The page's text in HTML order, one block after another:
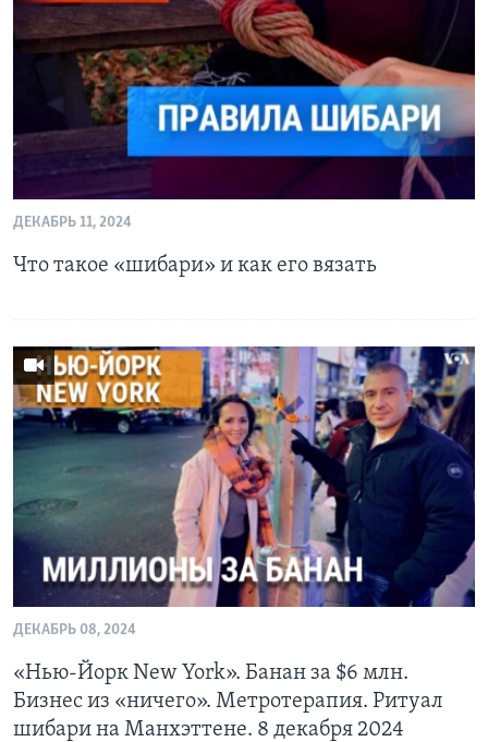
Learning English
СОЦИАЛЬНЫЕ СЕТИ
Языки
ДЕКАБРЬ 11, 2024
Что такое «шибари» и как его вязать
ДЕКАБРЬ 08, 2024
«Нью-Йорк New York». Банан за $6 млн.
Бизнес из «ничего». Метротерапия. Ритуал
шибари на Манхэттене. 8 декабря 2024